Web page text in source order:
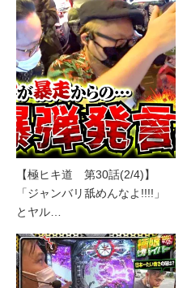
【極ヒキ道 第30話(2/4)】
「ジャンバリ舐めんなよ!!!!」
とヤル…